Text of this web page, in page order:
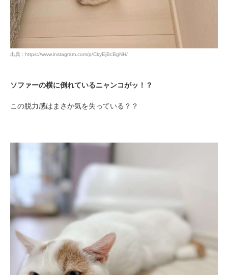
出典 : https://www.instagram.com/p/CkyEjBcBgNH/
ソファーの横に倒れているニャンコがッ！？
この脱力感はまさか気を失っている？？